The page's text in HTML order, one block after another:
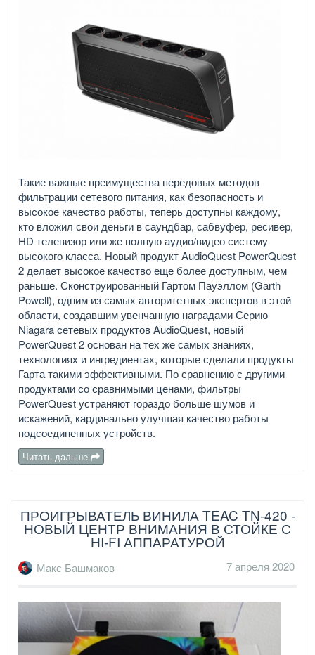
Такие важные преимущества передовых методов
фильтрации сетевого питания, как безопасность и
высокое качество работы, теперь доступны каждому,
кто вложил свои деньги в саундбар, сабвуфер, ресивер,
HD телевизор или же полную аудио/видео систему
высокого класса. Новый продукт AudioQuest PowerQuest
2 делает высокое качество еще более доступным, чем
раньше. Сконструированный Гартом Пауэллом (Garth
Powell), одним из самых авторитетных экспертов в этой
области, создавшим увенчанную наградами Серию
Niagara сетевых продуктов AudioQuest, новый
PowerQuest 2 основан на тех же самых знаниях,
технологиях и ингредиентах, которые сделали продукты
Гарта такими эффективными. По сравнению с другими
продуктами со сравнимыми ценами, фильтры
PowerQuest устраняют гораздо больше шумов и
искажений, кардинально улучшая качество работы
подсоединенных устройств.
Читать дальше
ПРОИГРЫВАТЕЛЬ ВИНИЛА TEAC TN-420 -
НОВЫЙ ЦЕНТР ВНИМАНИЯ В СТОЙКЕ С
HI-FI АППАРАТУРОЙ
Макс Башмаков 7 апреля 2020